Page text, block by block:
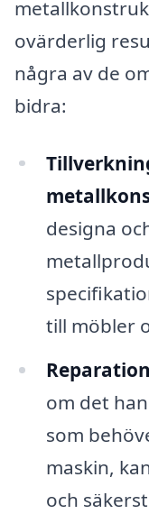
ovärderlig
några av de
bidra:
designa
till möbler
om det
som
maskin,
och